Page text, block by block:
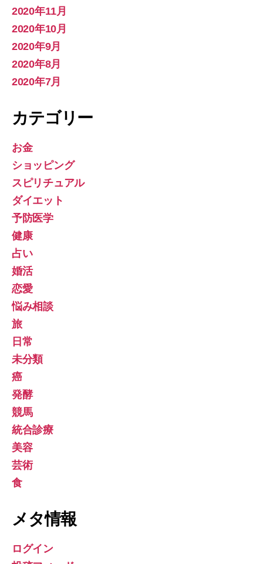
2020年11月
2020年10月
2020年9月
2020年8月
2020年7月
カテゴリー
お金
ショッピング
スピリチュアル
ダイエット
予防医学
健康
占い
婚活
恋愛
悩み相談
旅
日常
未分類
癌
発酵
競馬
統合診療
美容
芸術
食
メタ情報
ログイン